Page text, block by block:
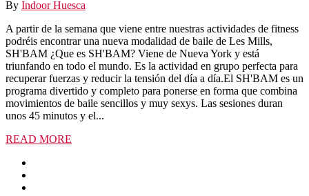
By Indoor Huesca
A partir de la semana que viene entre nuestras actividades de fitness
podréis encontrar una nueva modalidad de baile de Les Mills,
SH'BAM ¿Que es SH'BAM? Viene de Nueva York y está
triunfando en todo el mundo. Es la actividad en grupo perfecta para
recuperar fuerzas y reducir la tensión del día a día.El SH'BAM es un
programa divertido y completo para ponerse en forma que combina
movimientos de baile sencillos y muy sexys. Las sesiones duran
unos 45 minutos y el...
READ MORE